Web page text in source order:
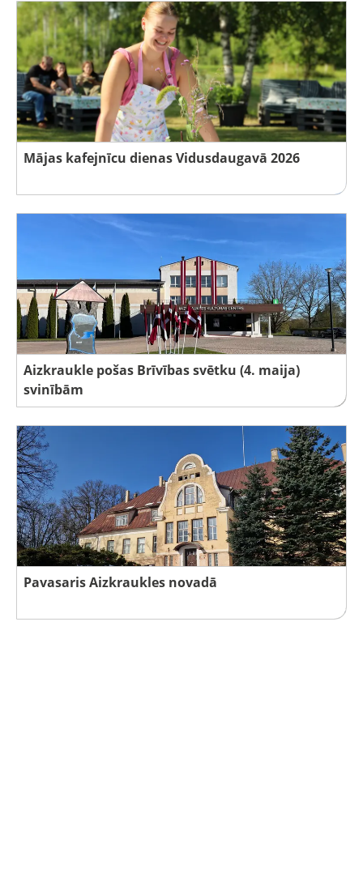
Mājas kafejnīcu dienas Vidusdaugavā 2026
Aizkraukle pošas Brīvības svētku (4. maija)
svinībām
Pavasaris Aizkraukles novadā